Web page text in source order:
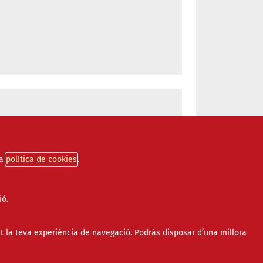
política de cookies
teva experiència de navegació. Podràs disposar d’una millora